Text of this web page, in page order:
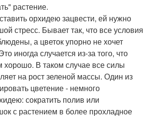
растение.
орхидею зацвести, ей нужно
стресс. Бывает так, что все условия
а цветок упорно не хочет
иногда случается из-за того, что
хорошо. В таком случае все силы
на рост зеленой массы. Один из
цветение - немного
сократить полив или
с растением в более прохладное